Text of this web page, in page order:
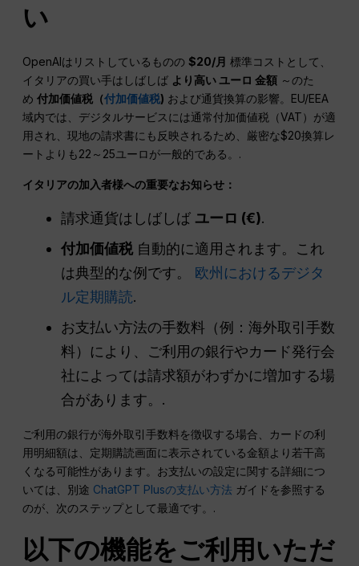
い
OpenAIはリストしているものの$20/月 標準コストとして、
イタリアの買い手はしばしば より高いユーロ 金額 ～のた
め付加価値税（付加価値税) および通貨換算の影響。EU/EEA
域内では、デジタルサービスには通常付加価値税（VAT）が適
用され、現地の請求書にも反映されるため、厳密な$20換算レ
ートよりも22～25ユーロが一般的である。.
イタリアの加入者様への重要なお知らせ：
請求通貨はしばしば ユーロ (€).
付加価値税自動的に適用されます。これ
は典型的な例です。 欧州におけるデジタ
ル定期購読.
お支払い方法の手数料（例：海外取引手数
料）により、ご利用の銀行やカード発行会
社によっては請求額がわずかに増加する場
合があります。.
ご利用の銀行が海外取引手数料を徴収する場合、カードの利
用明細額は、定期購読画面に表示されている金額より若干高
くなる可能性があります。お支払いの設定に関する詳細につ
いては、別途 ChatGPT Plusの支払い方法 ガイドを参照する
のが、次のステップとして最適です。.
以下の機能をご利用いただ